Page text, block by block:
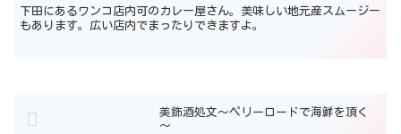
下田にあるワンコ店内可のカレー屋さん。美味しい地元産スムージー
もあります。広い店内でまったりできますよ。
美飾酒処文～ペリーロードで海鮮を頂く
～